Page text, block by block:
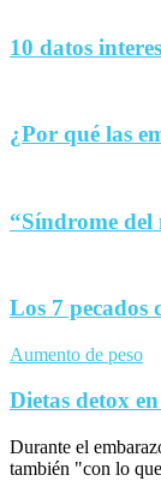
10 datos
¿Por qué las
“Síndrome del
Los 7 pecados
Aumento de peso
Dietas detox
Durante el
también "con lo